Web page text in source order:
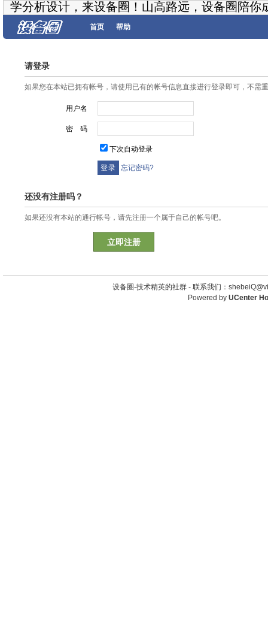
学分析设计，来设备圈！山高路远，设备圈陪你
首页 帮助
请登录
如果您在本站已拥有帐号，请使用已有的帐号信息直接进行登录即可，不需
用户名
密 码
下次自动登录
忘记密码?
还没有注册吗？
如果还没有本站的通行帐号，请先注册一个属于自己的帐号吧。
立即注册
设备圈-技术精英的社群 - 联系我们：
Powered by UCenter